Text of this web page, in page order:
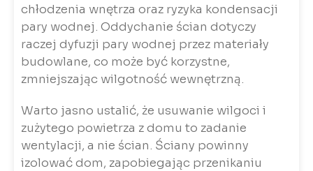
chłodzenia wnętrza oraz ryzyka kondensacji
pary wodnej. Oddychanie ścian dotyczy
raczej dyfuzji pary wodnej przez materiały
budowlane, co może być korzystne,
zmniejszając wilgotność wewnętrzną.
Warto jasno ustalić, że usuwanie wilgoci i
zużytego powietrza z domu to zadanie
wentylacji, a nie ścian. Ściany powinny
izolować dom, zapobiegając przenikaniu